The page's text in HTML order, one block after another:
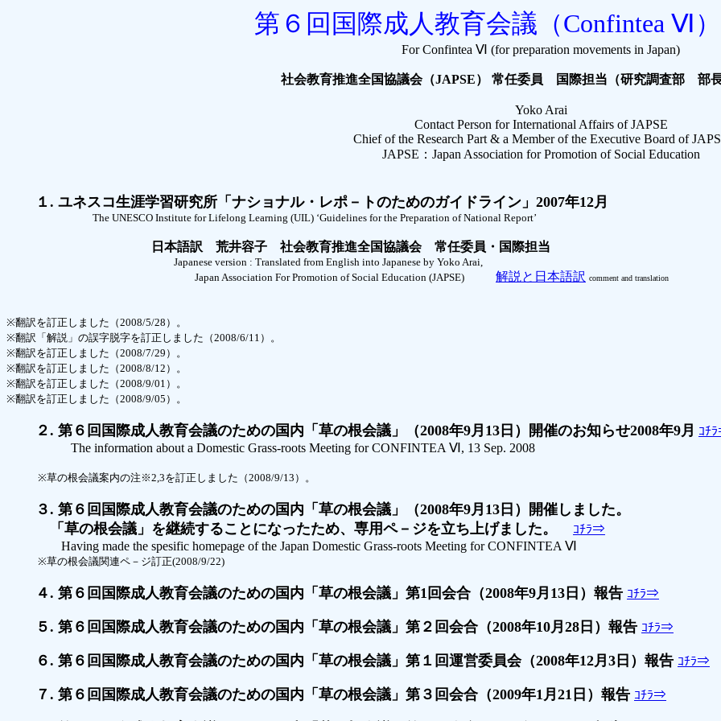
第６回国際成人教育会議（Confintea Ⅵ
For Confintea Ⅵ (for preparation movements in Japan)
社会教育推進全国協議会（JAPSE） 常任委員 国際担当（研究調査部 部
Yoko Arai
Contact Person for International Affairs of JAPSE
Chief of the Research Part & a Member of the Executive Board of
JAPSE：Japan Association for Promotion of Social Education
１. ユネスコ生涯学習研究所「ナショナル・レポ－トのためのガイドライン」2007年12月
The UNESCO Institute for Lifelong Learning (UIL) ‘Guidelines for the Preparation of National Report’
日本語訳 荒井容子 社会教育推進全国協議会 常任委員・国際担当
Japanese version : Translated from English into Japanese by Yoko Arai,
Japan Association For Promotion of Social Education (JAPSE)
解説と日本語訳 comment and translation
※翻訳を訂正しました（2008/5/28）。
※翻訳「解説」の誤字脱字を訂正しました（2008/6/11）。
※翻訳を訂正しました（2008/7/29）。
※翻訳を訂正しました（2008/8/12）。
※翻訳を訂正しました（2008/9/01）。
※翻訳を訂正しました（2008/9/05）。
２. 第６回国際成人教育会議のための国内「草の根会議」（2008年9月13日）開催のお知らせ2008年9月 ｺﾁ
The information about a Domestic Grass-roots Meeting for CONFINTEA Ⅵ, 13 Sep. 2008
※草の根会議案内の注※2,3を訂正しました（2008/9/13）。
３. 第６回国際成人教育会議のための国内「草の根会議」（2008年9月13日）開催しました。
「草の根会議」を継続することになったため、専用ペ－ジを立ち上げました。
ｺﾁﾗ⇒
Having made the spesific homepage of the Japan Domestic Grass-roots Meeting for CONFINTEA Ⅵ
※草の根会議関連ペ－ジ訂正(2008/9/22)
４. 第６回国際成人教育会議のための国内「草の根会議」第1回会合（2008年9月13日）報告 ｺﾁﾗ⇒
５. 第６回国際成人教育会議のための国内「草の根会議」第２回会合（2008年10月28日）報告 ｺﾁﾗ⇒
６. 第６回国際成人教育会議のための国内「草の根会議」第１回運営委員会（2008年12月3日）報告 ｺﾁﾗ⇒
７. 第６回国際成人教育会議のための国内「草の根会議」第３回会合（2009年1月21日）報告 ｺﾁﾗ⇒